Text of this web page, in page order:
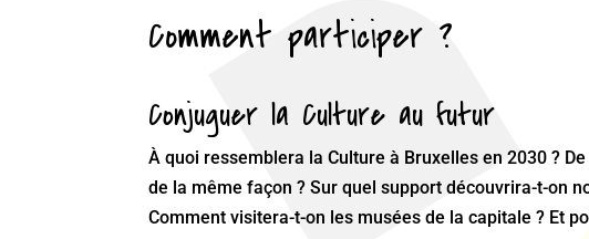
Comment participer ?
Conjuguer la Culture au futur
À quoi ressemblera la Culture à Bruxelles en 2030 ?
de la même façon ? Sur quel support découvrira-t-on
Comment visitera-t-on les musées de la capitale ? Et